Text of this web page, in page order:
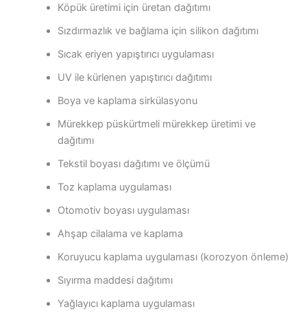
Köpük üretimi için üretan dağıtımı
Sızdırmazlık ve bağlama için silikon dağıtımı
Sıcak eriyen yapıştırıcı uygulaması
UV ile kürlenen yapıştırıcı dağıtımı
Boya ve kaplama sirkülasyonu
Mürekkep püskürtmeli mürekkep üretimi ve
dağıtımı
Tekstil boyası dağıtımı ve ölçümü
Toz kaplama uygulaması
Otomotiv boyası uygulaması
Ahşap cilalama ve kaplama
Koruyucu kaplama uygulaması (korozyon önleme)
Sıyırma maddesi dağıtımı
Yağlayıcı kaplama uygulaması